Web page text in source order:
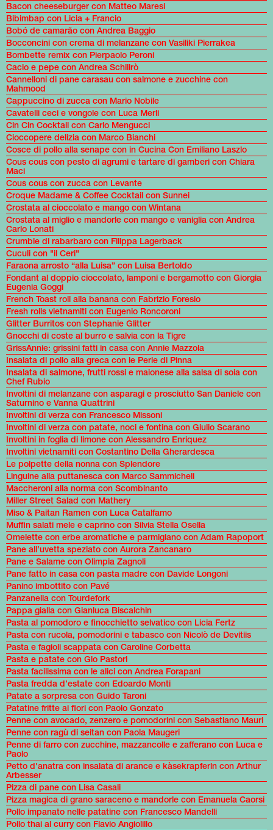
Bacon cheeseburger con Matteo Maresi
Bibimbap con Licia + Francio
Bobó de camarão con Andrea Baggio
Bocconcini con crema di melanzane con Vasiliki Pierrakea
Bombette remix con Pierpaolo Peroni
Cacio e pepe con Andrea Schilirò
Cannelloni di pane carasau con salmone e zucchine con
Mahmood
Cappuccino di zucca con Mario Nobile
Cavatelli ceci e vongole con Luca Merli
Cin Cin Cocktail con Carlo Mengucci
Cioccopere delizia con Marco Bianchi
Cosce di pollo alla senape con in Cucina Con Emiliano Laszlo
Cous cous con pesto di agrumi e tartare di gamberi con Chiara
Maci
Cous cous con zucca con Levante
Croque Madame & Coffee Cocktail con Sunnei
Crostata al cioccolato e mango con Wintana
Crostata al miglio e mandorle con mango e vaniglia con Andrea
Carlo Lonati
Crumble di rabarbaro con Filippa Lagerback
Cuculi con "il Ceri"
Faraona arrosto “alla Luisa” con Luisa Bertoldo
Fondant al doppio cioccolato, lamponi e bergamotto con Giorgia
Eugenia Goggi
French Toast roll alla banana con Fabrizio Foresio
Fresh rolls vietnamiti con Eugenio Roncoroni
Glitter Burritos con Stephanie Glitter
Gnocchi di coste al burro e salvia con la Tigre
GrissAnnie: grissini fatti in casa con Annie Mazzola
Insalata di pollo alla greca con le Perle di Pinna
Insalata di salmone, frutti rossi e maionese alla salsa di soia con
Chef Rubio
Involtini di melanzane con asparagi e prosciutto San Daniele con
Saturnino e Vanna Quattrini
Involtini di verza con Francesco Missoni
Involtini di verza con patate, noci e fontina con Giulio Scarano
Involtini in foglia di limone con Alessandro Enriquez
Involtini vietnamiti con Costantino Della Gherardesca
Le polpette della nonna con Splendore
Linguine alla puttanesca con Marco Sammicheli
Maccheroni alla norma con Scombinanto
Miller Street Salad con Mathery
Miso & Paitan Ramen con Luca Catalfamo
Muffin salati mele e caprino con Silvia Stella Osella
Omelette con erbe aromatiche e parmigiano con Adam Rapoport
Pane all’uvetta speziato con Aurora Zancanaro
Pane e Salame con Olimpia Zagnoli
Pane fatto in casa con pasta madre con Davide Longoni
Panino imbottito con Pavé
Panzanella con Tourdefork
Pappa gialla con Gianluca Biscalchin
Pasta al pomodoro e finocchietto selvatico con Licia Fertz
Pasta con rucola, pomodorini e tabasco con Nicolò de Devitiis
Pasta e fagioli scappata con Caroline Corbetta
Pasta e patate con Gio Pastori
Pasta facilissima con le alici con Andrea Forapani
Pasta fredda d’estate con Edoardo Monti
Patate a sorpresa con Guido Taroni
Patatine fritte ai fiori con Paolo Gonzato
Penne con avocado, zenzero e pomodorini con Sebastiano Mauri
Penne con ragù di seitan con Paola Maugeri
Penne di farro con zucchine, mazzancolle e zafferano con Luca e
Paolo
Petto d'anatra con insalata di arance e kàsekrapferln con Arthur
Arbesser
Pizza di pane con Lisa Casali
Pizza magica di grano saraceno e mandorle con Emanuela Caorsi
Pollo impanato nelle patatine con Francesco Mandelli
Pollo thai al curry con Flavio Angiolillo